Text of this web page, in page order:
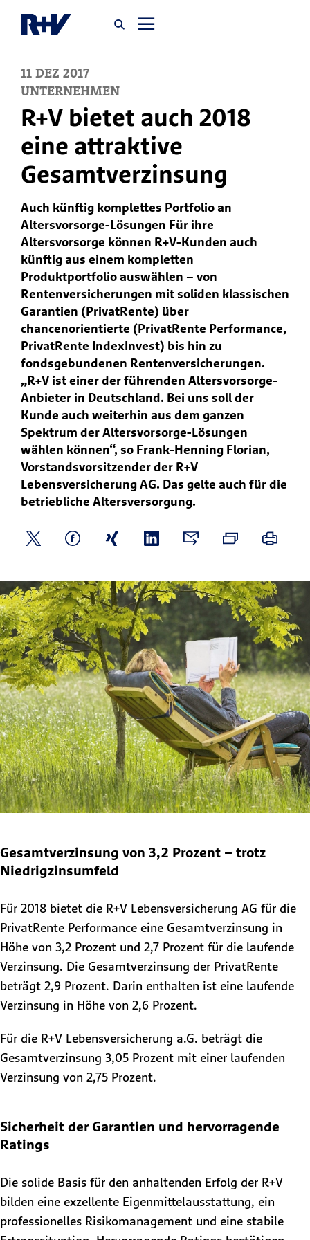
Startseite
Newsroom
Über uns
Karriere
Jobsuche
11 DEZ 2017
UNTERNEHMEN
R+V bietet auch 2018
eine attraktive
Gesamtverzinsung
Auch künftig komplettes Portfolio an
Altersvorsorge-Lösungen Für ihre
Altersvorsorge können R+V-Kunden auch
künftig aus einem kompletten
Produktportfolio auswählen – von
Rentenversicherungen mit soliden klassischen
Garantien (PrivatRente) über
chancenorientierte (PrivatRente Performance,
PrivatRente IndexInvest) bis hin zu
fondsgebundenen Rentenversicherungen.
„R+V ist einer der führenden Altersvorsorge-
Anbieter in Deutschland. Bei uns soll der
Kunde auch weiterhin aus dem ganzen
Spektrum der Altersvorsorge-Lösungen
wählen können“, so Frank-Henning Florian,
Vorstandsvorsitzender der R+V
Lebensversicherung AG. Das gelte auch für die
betriebliche Altersversorgung.
Gesamtverzinsung von 3,2 Prozent – trotz
Niedrigzinsumfeld
Für 2018 bietet die R+V Lebensversicherung AG für die
PrivatRente Performance eine Gesamtverzinsung in
Höhe von 3,2 Prozent und 2,7 Prozent für die laufende
Verzinsung. Die Gesamtverzinsung der PrivatRente
beträgt 2,9 Prozent. Darin enthalten ist eine laufende
Verzinsung in Höhe von 2,6 Prozent.
Für die R+V Lebensversicherung a.G. beträgt die
Gesamtverzinsung 3,05 Prozent mit einer laufenden
Verzinsung von 2,75 Prozent.
Sicherheit der Garantien und hervorragende
Ratings
Die solide Basis für den anhaltenden Erfolg der R+V
bilden eine exzellente Eigenmittelausstattung, ein
professionelles Risikomanagement und eine stabile